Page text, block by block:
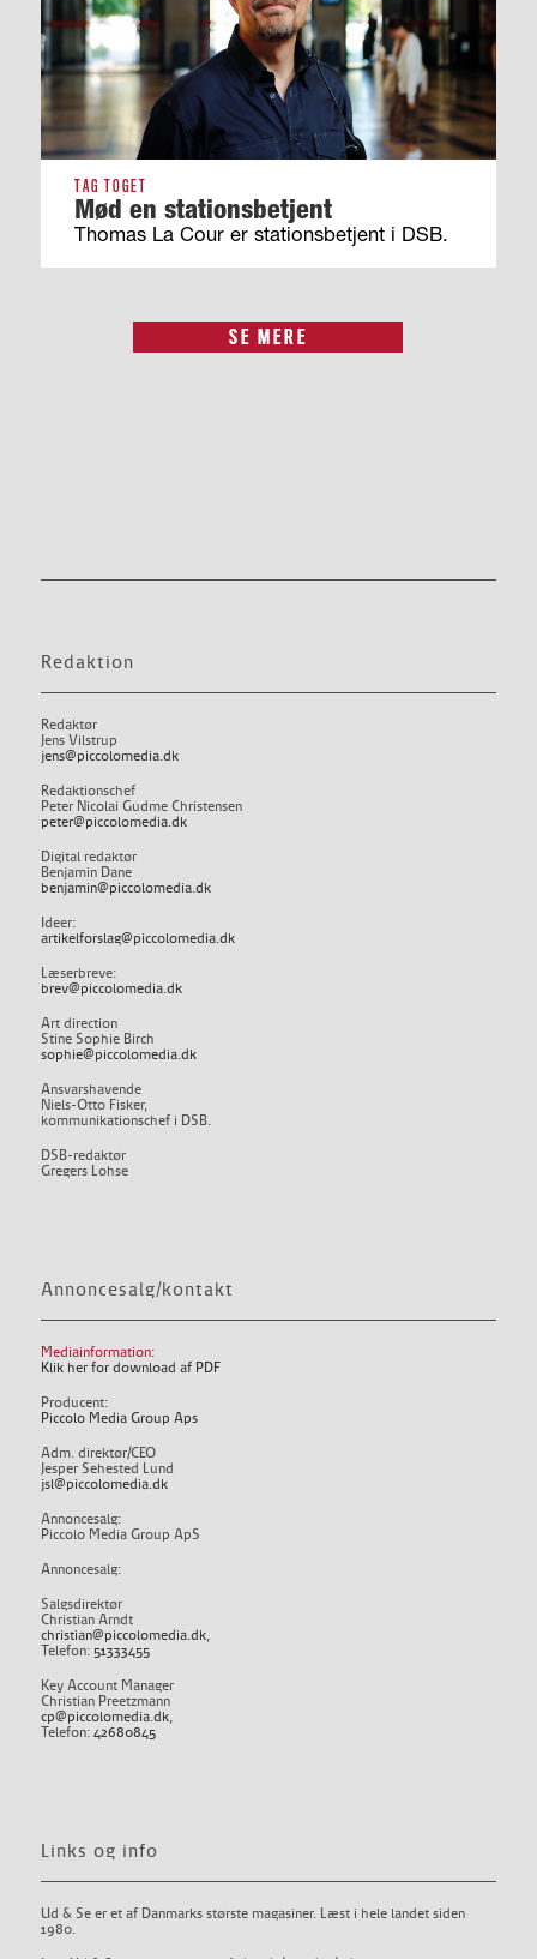
TAG TOGET
Mød en stationsbetjent
Thomas La Cour er stationsbetjent i DSB.
SE MERE
Redaktion
Redaktør
Jens Vilstrup
jens@piccolomedia.dk
Redaktionschef
Peter Nicolai Gudme Christensen
peter@piccolomedia.dk
Digital redaktør
Benjamin Dane
benjamin@piccolomedia.dk
Ideer:
artikelforslag@piccolomedia.dk
Læserbreve:
brev@piccolomedia.dk
Art direction
Stine Sophie Birch
sophie@piccolomedia.dk
Ansvarshavende
Niels-Otto Fisker,
kommunikationschef i DSB.
DSB-redaktør
Gregers Lohse
Annoncesalg/kontakt
Mediainformation:
Klik her for download af PDF
Producent:
Piccolo Media Group Aps
Adm. direktør/CEO
Jesper Sehested Lund
jsl@piccolomedia.dk
Annoncesalg:
Piccolo Media Group ApS
Annoncesalg:
Salgsdirektør
Christian Arndt
christian@piccolomedia.dk,
Telefon: 51333455
Key Account Manager
Christian Preetzmann
cp@piccolomedia.dk,
Telefon: 42680845
Links og info
Ud & Se er et af Danmarks største magasiner. Læst i hele landet siden
1980.